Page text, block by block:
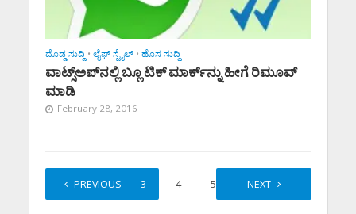
ದೊಡ್ಡ ಸುದ್ದಿ • ಲೈಫ್ ಸ್ಟೈಲ್ • ಹೊಸ ಸುದ್ದಿ
ವಾಟ್ಸ್‌ಅಪ್‌ನಲ್ಲಿ ಬ್ಲೂ ಟಿಕ್‌ ಮಾರ್ಕ್‌ನ್ನು ಹೀಗೆ ರಿಮೂವ್‌
ಮಾಡಿ
February 28, 2016
PREVIOUS
1 2 3 4 5 … 33
NEXT